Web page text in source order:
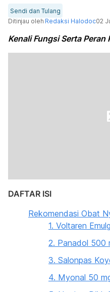
Sendi dan Tulang
Ditinjau oleh Redaksi Halodoc02
Kenali Fungsi Serta
DAFTAR ISI
Rekomendasi Obat
1. Voltaren
2. Panadol 500
3. Salonpas
4. Myonal 50